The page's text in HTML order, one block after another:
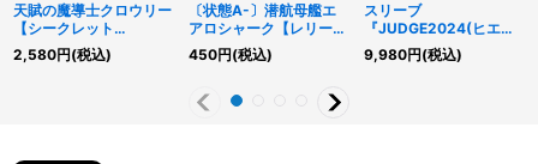
天賦の魔導士クロウリー
【シークレット
SPECIALREDVer.】
{25PP-JP017}《モンス
2,580円(税込)
〔状態A-〕潜航母艦エ
アロシャーク【レリー
フ】{GENF-JP040}
《エクシーズ》
450円(税込)
スリーブ
『JUDGE2024(ヒエロ
グリフ)』80枚入り
【-】{-}《スリーブ》
9,980円(税込)